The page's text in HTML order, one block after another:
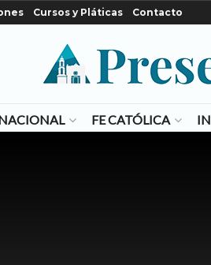
Cursos y Pláticas Contacto
FE CATÓLICA